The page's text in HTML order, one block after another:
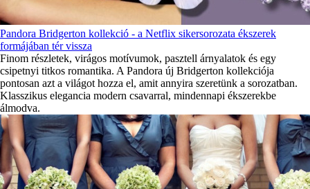
Pandora Bridgerton kollekció - a Netflix sikersorozata ékszerek
formájában tér vissza
Finom részletek, virágos motívumok, pasztell árnyalatok és egy
csipetnyi titkos romantika. A Pandora új Bridgerton kollekciója
pontosan azt a világot hozza el, amit annyira szeretünk a sorozatban.
Klasszikus elegancia modern csavarral, mindennapi ékszerekbe
álmodva.